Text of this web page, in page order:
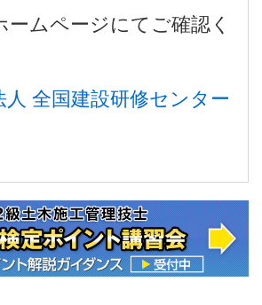
ームページにてご確認く
人 全国建設研修センター